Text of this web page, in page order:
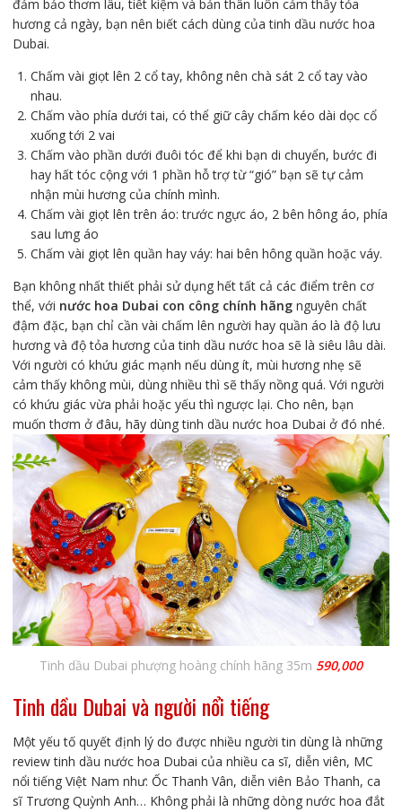
đảm bảo thơm lâu, tiết kiệm và bản thân luôn cảm thấy tỏa
hương cả ngày, bạn nên biết cách dùng của tinh dầu nước hoa
Dubai.
Chấm vài giọt lên 2 cổ tay, không nên chà sát 2 cổ tay vào
nhau.
Chấm vào phía dưới tai, có thể giữ cây chấm kéo dài dọc cổ
xuống tới 2 vai
Chấm vào phần dưới đuôi tóc để khi bạn di chuyển, bước đi
hay hất tóc cộng với 1 phần hỗ trợ từ “gió” bạn sẽ tự cảm
nhận mùi hương của chính mình.
Chấm vài giọt lên trên áo: trước ngực áo, 2 bên hông áo, phía
sau lưng áo
Chấm vài giọt lên quần hay váy: hai bên hông quần hoặc váy.
Bạn không nhất thiết phải sử dụng hết tất cả các điểm trên cơ
thể, với nước hoa Dubai con công chính hãngnguyên chất
đậm đặc, bạn chỉ cần vài chấm lên người hay quần áo là độ lưu
hương và độ tỏa hương của tinh dầu nước hoa sẽ là siêu lâu dài.
Với người có khứu giác mạnh nếu dùng ít, mùi hương nhẹ sẽ
cảm thấy không mùi, dùng nhiều thì sẽ thấy nồng quá. Với người
có khứu giác vừa phải hoặc yếu thì ngược lại. Cho nên, bạn
muốn thơm ở đâu, hãy dùng tinh dầu nước hoa Dubai ở đó nhé.
Tinh dầu Dubai phượng hoàng chính hãng 35m 590,000
Tinh dầu Dubai và người nổi tiếng
Một yếu tố quyết định lý do được nhiều người tin dùng là những
review tinh dầu nước hoa Dubai của nhiều ca sĩ, diễn viên, MC
nổi tiếng Việt Nam như: Ốc Thanh Vân, diễn viên Bảo Thanh, ca
sĩ Trương Quỳnh Anh… Không phải là những dòng nước hoa đắt